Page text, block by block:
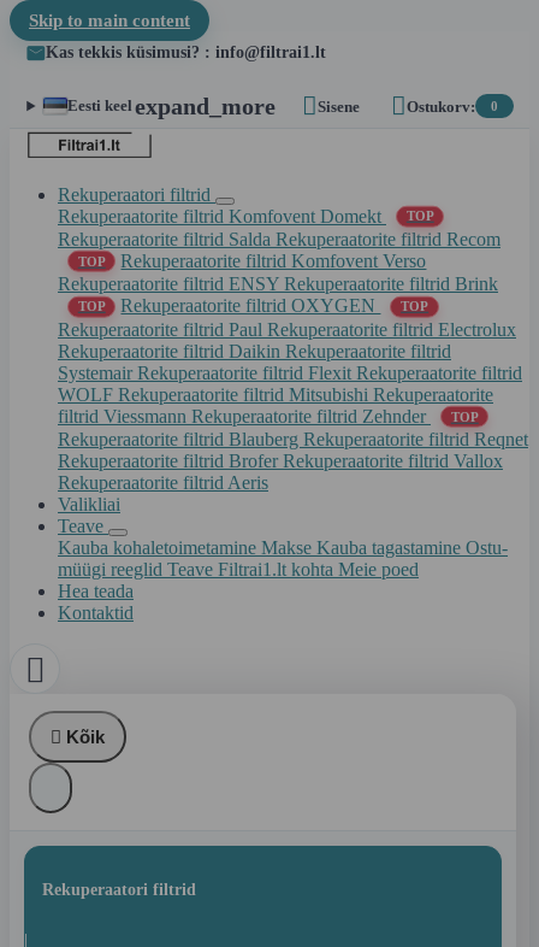
Skip to main content
Kas tekkis küsimusi? : info@filtrai1.lt
Eesti keel expand_more Sisene Ostukorv: 0
Rekuperaatori filtrid
Rekuperaatorite filtrid Komfovent Domekt
TOP
Rekuperaatorite filtrid Salda Rekuperaatorite filtrid Recom
TOP
Rekuperaatorite filtrid Komfovent Verso
Rekuperaatorite filtrid ENSY Rekuperaatorite filtrid Brink
TOP Rekuperaatorite filtrid OXYGEN TOP
Rekuperaatorite filtrid Paul Rekuperaatorite filtrid Electrolux
Rekuperaatorite filtrid Daikin Rekuperaatorite filtrid
Systemair Rekuperaatorite filtrid Flexit Rekuperaatorite filtrid
WOLF Rekuperaatorite filtrid Mitsubishi Rekuperaatorite
filtrid Viessmann Rekuperaatorite filtrid Zehnder TOP
Rekuperaatorite filtrid Blauberg Rekuperaatorite filtrid Reqnet
Rekuperaatorite filtrid Brofer Rekuperaatorite filtrid Vallox
Rekuperaatorite filtrid Aeris
Valikliai
Teave
Kauba kohaletoimetamine Makse Kauba tagastamine Ostu-
müügi reeglid Teave Filtrai1.lt kohta Meie poed
Hea teada
Kontaktid

 Kõik
Rekuperaatori filtrid